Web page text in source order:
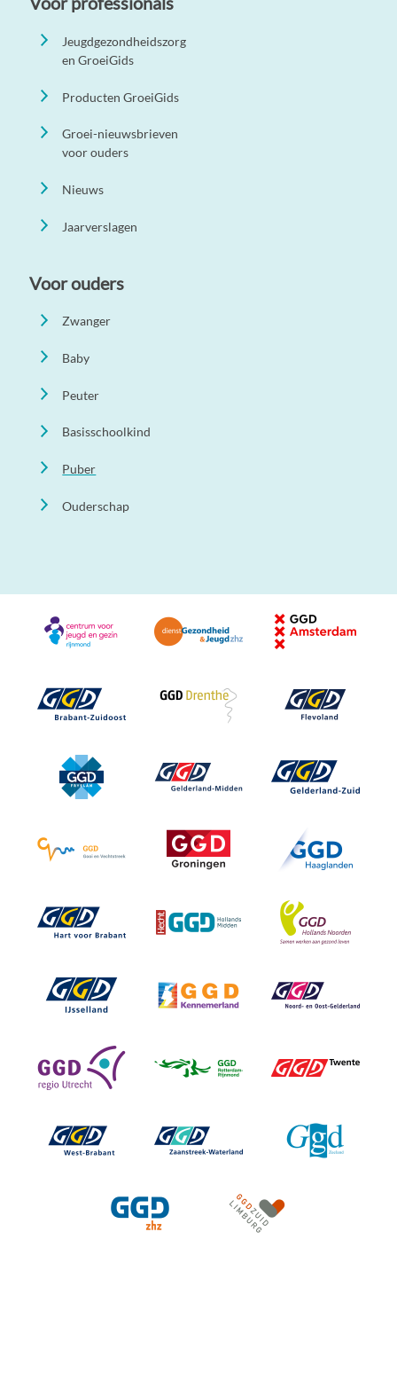
Jeugdgezondheidszorg
en GroeiGids
Producten GroeiGids
Groei-nieuwsbrieven
voor ouders
Nieuws
Jaarverslagen
Voor ouders
Zwanger
Baby
Peuter
Basisschoolkind
Puber
Ouderschap